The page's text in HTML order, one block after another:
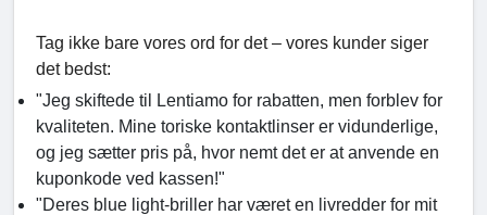
Tag ikke bare vores ord for det – vores kunder siger
det bedst:
"Jeg skiftede til Lentiamo for rabatten, men forblev for
kvaliteten. Mine toriske kontaktlinser er vidunderlige,
og jeg sætter pris på, hvor nemt det er at anvende en
kuponkode ved kassen!"
"Deres blue light-briller har været en livredder for mit